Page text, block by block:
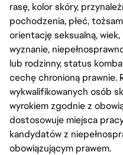
rasę, kolor skóry,
pochodzenia, płeć,
orientację seksualną,
wyznanie,
lub rodzinny, status
cechę chronioną prawnie.
wykwalifikowanych osób
wyrokiem zgodnie z
dostosowuje miejsca
kandydatów z
obowiązującym prawem.